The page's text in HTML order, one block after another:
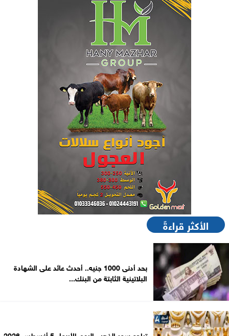
الأكثر قراءةً
بحد أدنى 1000 جنيه.. أحدث عائد على الشهادة
البلاتينية الثابتة من البنك...